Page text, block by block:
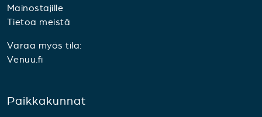
Mainostajille
Tietoa meistä
Varaa myös tila:
Venuu.fi
Paikkakunnat